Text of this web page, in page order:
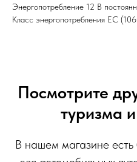
Энергопотребление 12 В
Класс энергопотребления ЕС
Посмотрите
туризма
В нашем магазине